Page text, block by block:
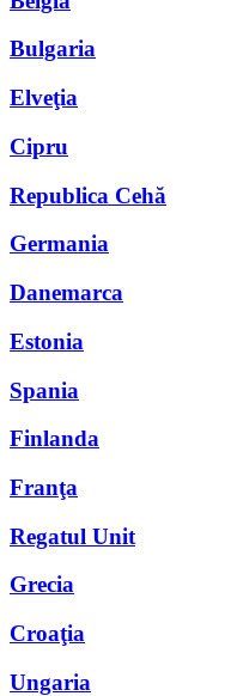
Bulgaria
Elveţia
Cipru
Republica Cehă
Germania
Danemarca
Estonia
Spania
Finlanda
Franţa
Regatul Unit
Grecia
Croaţia
Ungaria